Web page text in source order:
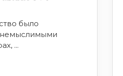
было
немыслимыми
...